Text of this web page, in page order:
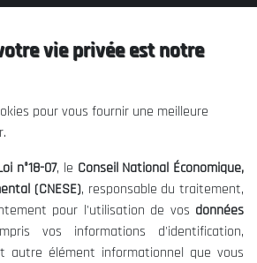
#ZLECA
0 Articles
Date de publication
vie privée est notre
pour vous fournir une meilleure
n°18-07, le Conseil National Économique,
(CNESE), responsable du traitement,
pour l'utilisation de vos données
vos informations d'identification,
autre élément informationnel que vous